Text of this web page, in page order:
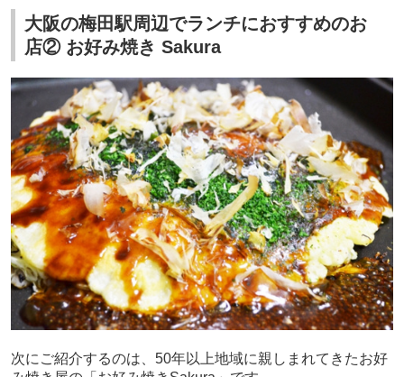
大阪の梅田駅周辺でランチにおすすめのお
店② お好み焼き Sakura
次にご紹介するのは、 50年以上地域に親しまれてきたお好